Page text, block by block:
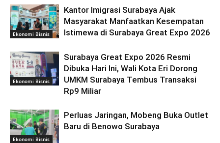
Ekonomi Bisnis
Kantor Imigrasi Surabaya Ajak
Masyarakat Manfaatkan Kesempatan
Istimewa di Surabaya Great Expo 2026
Ekonomi Bisnis
Surabaya Great Expo 2026 Resmi
Dibuka Hari Ini, Wali Kota Eri Dorong
UMKM Surabaya Tembus Transaksi
Rp9 Miliar
Ekonomi Bisnis
Perluas Jaringan, Mobeng Buka Outlet
Baru di Benowo Surabaya